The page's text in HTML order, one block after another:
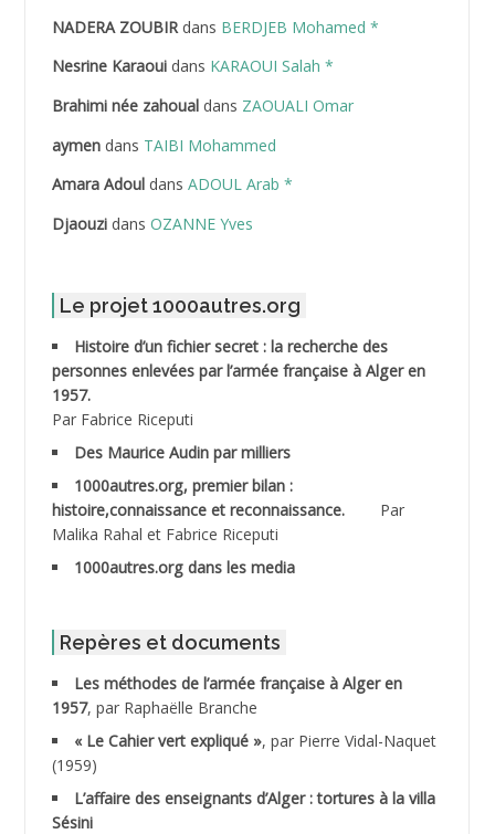
ABDELHAFID Lakhdar
ABDELLI Mohamed
ABDELLI Mohamed *
ABDELMOUMENE Ahmed
ABDESMED Mohamed ben Kaddour
ABDESSELAMI Kouider
ABDESSLEM Ahmed dit le Coiffeur
ABDOUDOU
ABID Mohamed
ABNOUN Salah
ACHACHE M.*
ACHLAF Ali
NADERA ZOUBIRdans BERDJEB Mohamed *
Nesrine Karaouidans KARAOUI Salah *
Brahimi née zahoualdans ZAOUALI Omar
aymendans TAIBI Mohammed
Amara Adouldans ADOUL Arab *
Djaouzidans OZANNE Yves
Le projet 1000autres.org
Histoire d’un fichier secret : la recherche des
personnes enlevées par l’armée française à Alger en
1957.
Par Fabrice Riceputi
Des Maurice Audin par milliers
1000autres.org, premier bilan :
histoire,connaissance et reconnaissance.
Par
Malika Rahal et Fabrice Riceputi
1000autres.org dans les media
Repères et documents
Les méthodes de l’armée française à Alger en
1957, par Raphaëlle Branche
« Le Cahier vert expliqué », par Pierre Vidal-Naquet
(1959)
L’affaire des enseignants d’Alger : tortures à la villa
Sésini